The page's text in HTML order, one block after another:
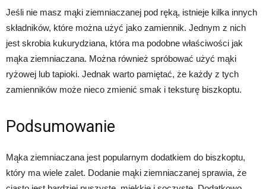
Jeśli nie masz mąki ziemniaczanej pod ręką, istnieje kilka innych
składników, które można użyć jako zamiennik. Jednym z nich
jest skrobia kukurydziana, która ma podobne właściwości jak
mąka ziemniaczana. Można również spróbować użyć mąki
ryżowej lub tapioki. Jednak warto pamiętać, że każdy z tych
zamienników może nieco zmienić smak i teksturę biszkoptu.
Podsumowanie
Mąka ziemniaczana jest popularnym dodatkiem do biszkoptu,
który ma wiele zalet. Dodanie mąki ziemniaczanej sprawia, że